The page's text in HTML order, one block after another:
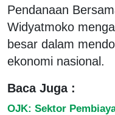
Pendanaan
Widyatmoko
besar dalam
ekonomi nasional.
Baca Juga :
OJK: Sektor